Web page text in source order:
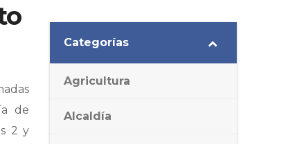
de
2 y
Categorías
Agricultura
Alcaldía